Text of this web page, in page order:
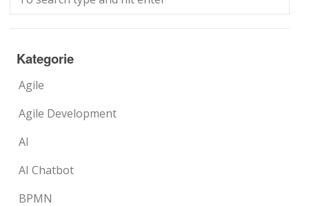
Kategorie
Agile
Agile Development
AI
AI Chatbot
BPMN